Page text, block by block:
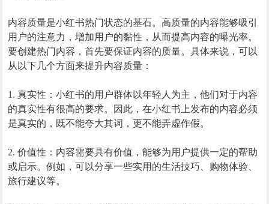
内容质量是小红书热门状态的基石。高质量的内容能够吸引
用户的注意力，增加用户的黏性，从而提高内容的曝光率。
要创建热门内容，首先要保证内容的质量。具体来说，可以
从以下几个方面来提升内容质量：
1. 真实性：小红书的用户群体以年轻人为主，他们对于内容
的真实性有很高的要求。因此，在小红书上发布的内容必须
是真实的，既不能夸大其词，更不能弄虚作假。
2. 价值性：内容需要具有价值，能够为用户提供一定的帮助
或启示。例如，可以分享一些实用的生活技巧、购物体验、
旅行建议等。